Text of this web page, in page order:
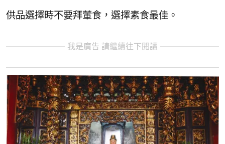
供品選擇時不要拜葷食，選擇素食最佳。
我是廣告 請繼續往下閱讀